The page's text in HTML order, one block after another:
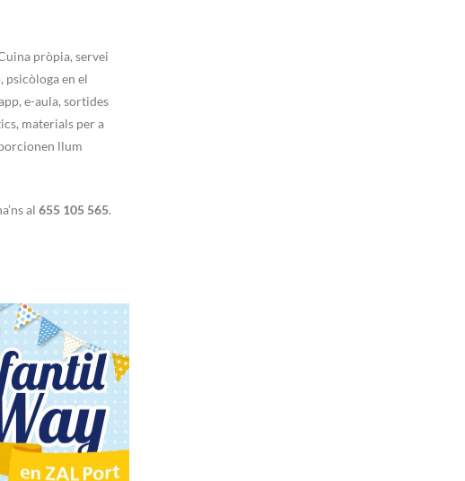
pròpia, servei
psicòloga en el
e-aula, sortides
materials per a
llum
al 655 105 565.